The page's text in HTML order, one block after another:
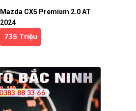
Mazda CX5 Premium 2.0 AT
2024
735 Triệu